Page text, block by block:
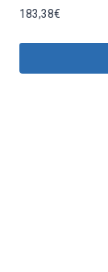
183,38€